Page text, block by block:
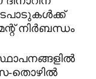
നിർബന്ധം
തൊഴിൽ